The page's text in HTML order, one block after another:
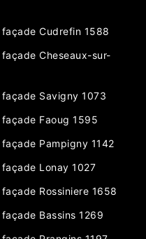
Cudrefin 1588
Cheseaux-sur-
Savigny 1073
Faoug 1595
Pampigny 1142
Lonay 1027
Rossiniere 1658
Bassins 1269